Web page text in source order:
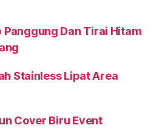
Panggung Dan Tirai Hitam
Stainless Lipat Area
Cover Biru Event